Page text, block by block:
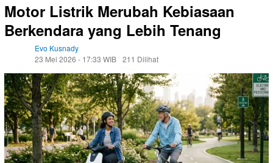
Motor Listrik Merubah Kebiasaan
Berkendara yang Lebih Tenang
Evo Kusnady
23 Mei 2026 - 17:33 WIB 211 Dilihat